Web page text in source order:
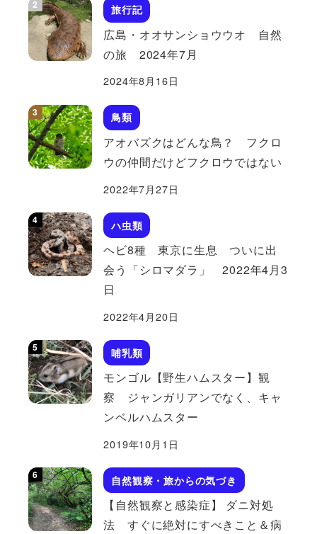
旅行記
広島・オオサンショウウオ 自然
の旅 2024年7月
2024年8月16日
鳥類
アオバズクはどんな鳥？ フクロ
ウの仲間だけどフクロウではない
2022年7月27日
ハ虫類
ヘビ8種 東京に生息 ついに出
会う「シロマダラ」 2022年4月3
日
2022年4月20日
哺乳類
モンゴル【野生ハムスター】観
察 ジャンガリアンでなく、キャ
ンベルハムスター
2019年10月1日
自然観察・旅からの気づき
【自然観察と感染症】 ダニ対処
法 すぐに絶対にすべきこと＆病